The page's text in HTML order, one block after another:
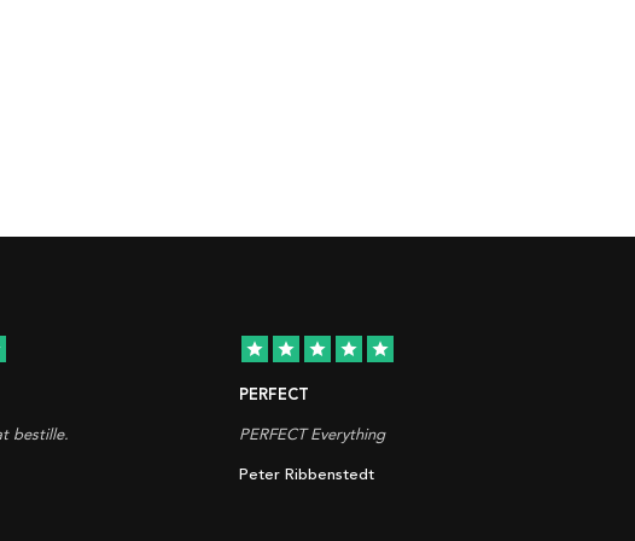
bestille.
star star star star star
PERFECT
PERFECT Everything
Peter Ribbenstedt